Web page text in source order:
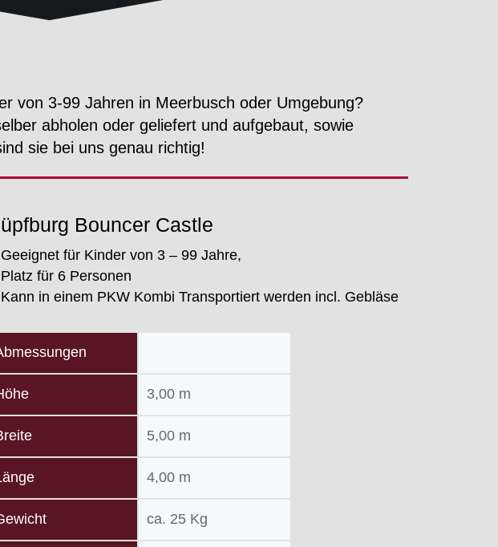
von 3-99 Jahren in Meerbusch oder Umgebung?
abholen oder geliefert und aufgebaut, sowie
sie bei uns genau richtig!
Bouncer Castle
Geeignet für Kinder von 3 – 99 Jahre,
Platz für 6 Personen
Kann in einem PKW Kombi Transportiert werden incl. Gebläse
3,00 m
5,00 m
4,00 m
ca. 25 Kg